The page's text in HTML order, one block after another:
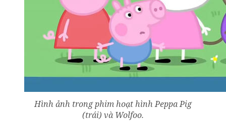
Hình ảnh trong phim hoạt hình Peppa Pig
(trái) và Wolfoo.